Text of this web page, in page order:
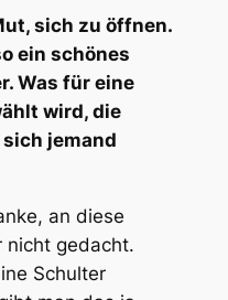
sich zu öffnen.
ein schönes
Was für eine
wird, die
jemand
an diese
nicht gedacht.
Schulter